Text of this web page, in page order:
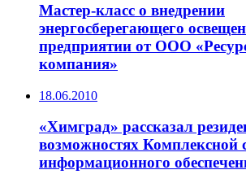
Мастер-класс о внедрении
энергосберегающего
предприятии от ООО
компания»
18.06.2010
«Химград» рассказал
возможностях Комплексной
информационного